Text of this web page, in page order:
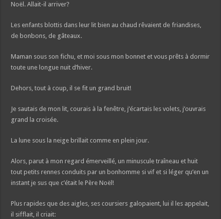
Noël. Allait-il arriver?
Les enfants blottis dans leur lit bien au chaud rêvaient de friandises,
de bonbons, de gâteaux.
Maman sous son fichu, et moi sous mon bonnet et vous prêts à dormir
toute une longue nuit d’hiver.
Dehors, tout à coup, il se fit un grand bruit!
Je sautais de mon lit, courais à la fenêtre, j’écartais les volets, j’ouvrais
grand la croisée.
La lune sous la neige brillait comme en plein jour.
Alors, parut à mon regard émerveillé, un minuscule traîneau et huit
tout petits rennes conduits par un bonhomme si vif et si léger qu’en un
instant je sus que c’était le Père Noël!
Plus rapides que des aigles, ses coursiers galopaient, lui il les appelait,
il sifflait, il criait: